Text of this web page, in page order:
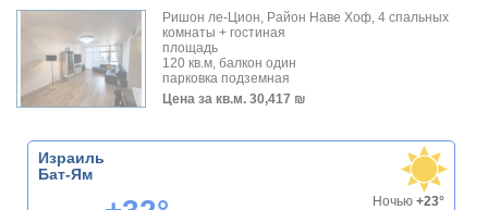
Ришон ле-Цион, Район Наве Хоф, 4 спальных
комнаты + гостиная
площадь
120 кв.м, балкон один
парковка подземная
Цена за кв.м. 30,417 ₪
Израиль
Бат-Ям
Ночью +23°